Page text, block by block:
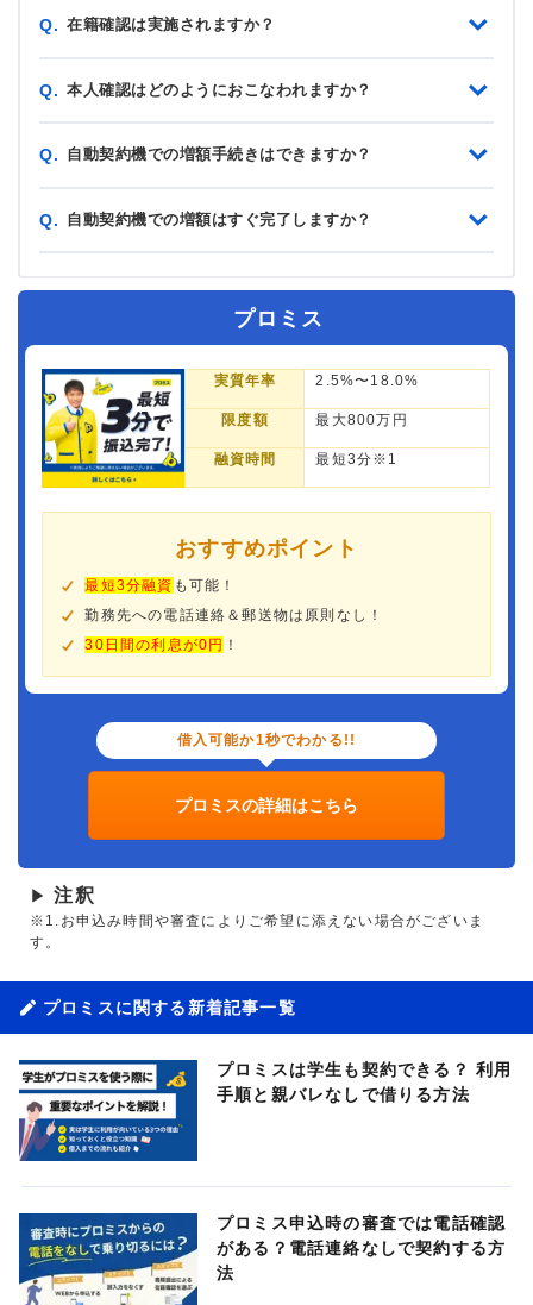
Q. 在籍確認は実施されますか？
Q. 本人確認はどのようにおこなわれますか？
Q. 自動契約機での増額手続きはできますか？
Q. 自動契約機での増額はすぐ完了しますか？
プロミス
実質年率 2.5%〜18.0%
限度額 最大800万円
融資時間 最短3分※1
おすすめポイント
最短3分融資 も可能！
勤務先への電話連絡＆郵送物は原則なし！
30日間の利息が0円 ！
借入可能か1秒でわかる!!
プロミスの詳細はこちら
▶ 注釈
※1.お申込み時間や審査によりご希望に添えない場合がございま
す。
プロミスに関する新着記事一覧
プロミスは学生も契約できる？ 利用
手順と親バレなしで借りる方法
プロミス申込時の審査では電話確認
がある？電話連絡なしで契約する方
法